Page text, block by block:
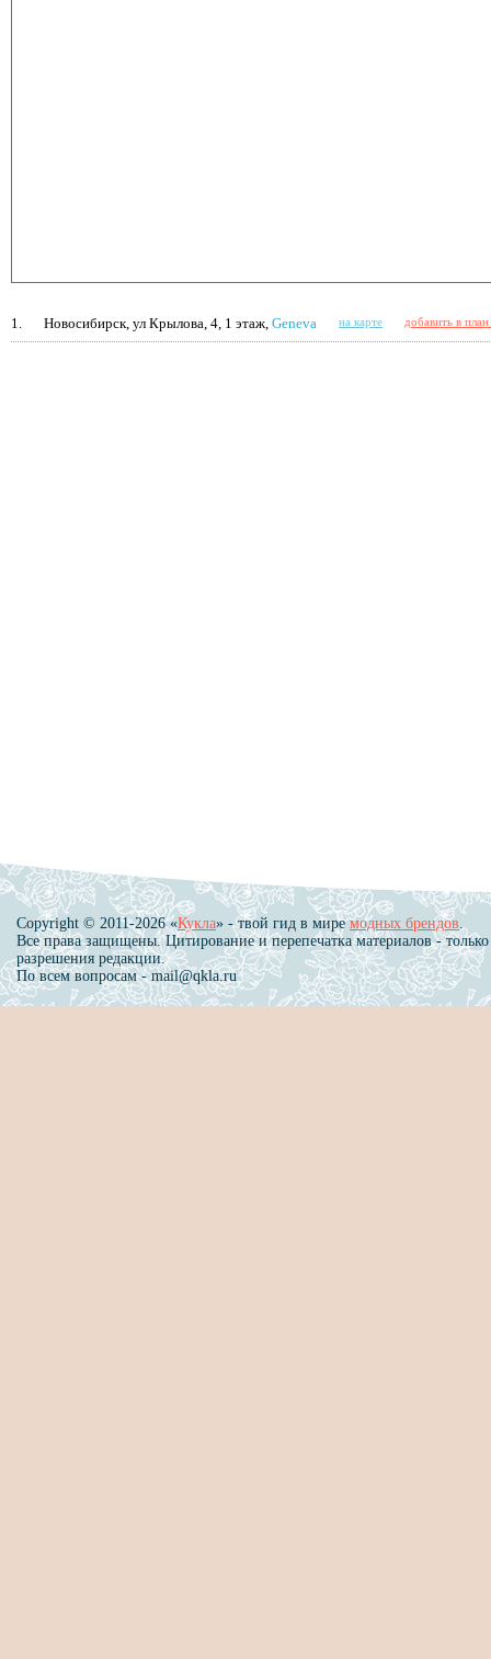
1. Новосибирск, ул Крылова, 4, 1 этаж, Geneva на карте добавить в
Copyright © 2011-2026 «Кукла» - твой гид в миремодных брендов
Все права защищены. Цитирование и перепечатка материалов - только
разрешения редакции.
По всем вопросам - mail@qkla.ru